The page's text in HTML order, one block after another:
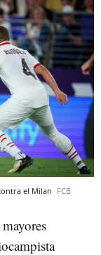
el Milan FCB